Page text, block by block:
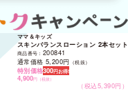
スキンバランスローション 2本セット
商品番号： 200841
通常価格 5,200円 （税抜）
特別価格300円お得!
4,900円（税抜）
（税込5,390円）